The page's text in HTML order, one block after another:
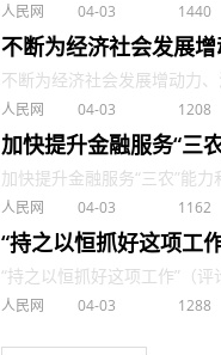
人民网 04-03 1440
不断为经济社会发展
不断为经济社会发展增动力
人民网 04-03 1208
加快提升金融服务“三
加快提升金融服务“三农”能
人民网 04-03 1162
“持之以恒抓好这项工
“持之以恒抓好这项工作”（
人民网 04-03 1288